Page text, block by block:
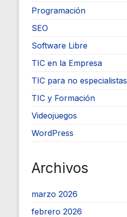
Programación
SEO
Software Libre
TIC en la Empresa
TIC para no especialistas
TIC y Formación
Videojuegos
WordPress
Archivos
marzo 2026
febrero 2026